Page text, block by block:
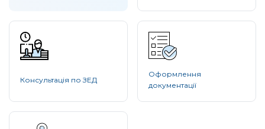
Консультація по ЗЕД
Оформлення
документації